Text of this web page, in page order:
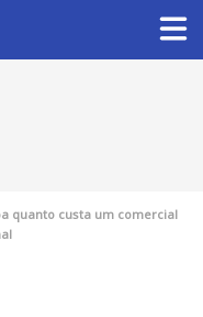
quanto custa um comercial